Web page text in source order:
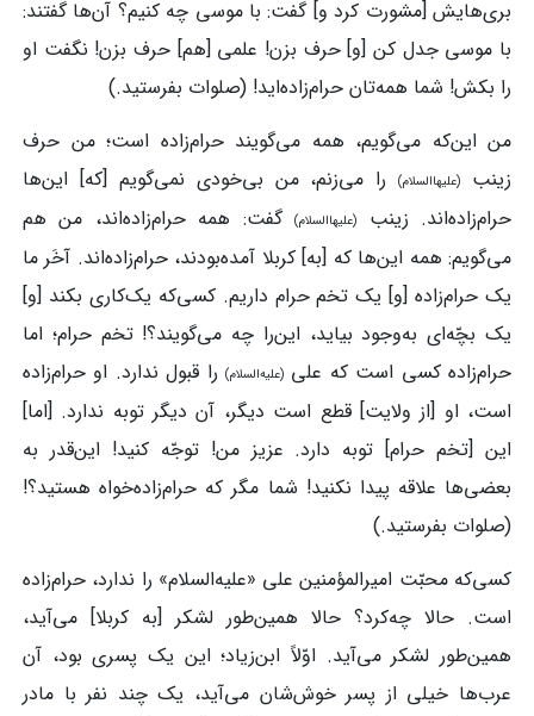
بری‌هایش [مشورت کرد و] گفت: با موسی چه کنیم؟ آن‌ها گفتند:
با موسی جدل کن [و] حرف بزن! علمی [هم] حرف بزن! نگفت او
را بکش! شما همه‌تان حرام‌زاده‌اید! (صلوات بفرستید.)
من این‌که می‌گویم، همه می‌گویند حرام‌زاده است؛ من حرف
زینب
(علیهاالسلام)را می‌زنم، من بی‌خودی نمی‌گویم [که] این‌ها
حرام‌زاده‌اند. زینب
(علیهاالسلام)گفت: همه حرام‌زاده‌اند، من هم
می‌گویم: همه این‌ها که [به] کربلا آمده‌بودند، حرام‌زاده‌اند. آخَر ما
یک حرام‌زاده [و] یک تخم حرام داریم. کسی‌که یک‌کاری بکند [و]
یک بچّه‌ای به‌وجود بیاید، این‌را چه می‌گویند؟! تخم حرام؛ اما
حرام‌زاده کسی است که علی (علیه‌السلام) را قبول ندارد. او حرام‌زاده
است، او [از ولایت] قطع است دیگر، آن دیگر توبه ندارد. [اما]
این [تخم حرام] توبه دارد. عزیز من! توجّه کنید! این‌قدر به
بعضی‌ها علاقه پیدا نکنید! شما مگر که حرام‌زاده‌خواه هستید؟!
(صلوات بفرستید.)
کسی‌که محبّت امیرالمؤمنین علی «علیه‌السلام» را ندارد، حرام‌زاده
است. حالا چه‌کرد؟ حالا همین‌طور لشکر [به کربلا] می‌آید،
همین‌طور لشکر می‌آید. اوّلاً ابن‌زیاد؛ این یک پسری بود، آن
عرب‌ها خیلی از پسر خوش‌شان می‌آید، یک چند نفر با مادر